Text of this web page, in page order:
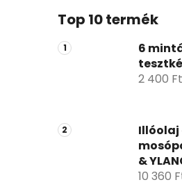
Top 10 termék
6
2 400 Ft
Illóolaj
&
10 360